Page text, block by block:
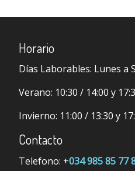
Horario
Días Laborables: Lunes a
Verano: 10:30 / 14:00 y
Invierno: 11:00 / 13:30 y
Contacto
Telefono: +034 985 85 77